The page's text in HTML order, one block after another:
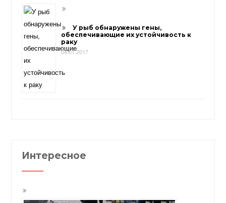
У рыб обнаружены гены,
обеспечивающие их устойчивость к
раку
04.01.2017
Интересное